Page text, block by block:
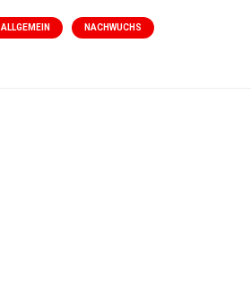
ALLGEMEIN NACHWUCHS